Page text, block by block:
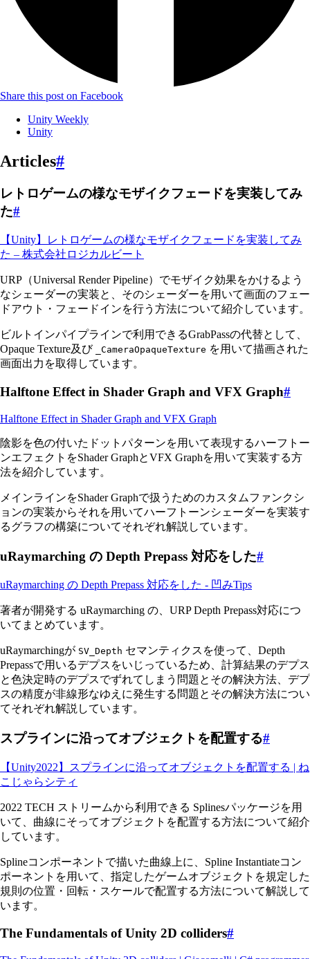
Share this post on Facebook
Unity Weekly
Unity
Articles#
レトロゲームの様なモザイクフェードを実装してみ
た#
【Unity】レトロゲームの様なモザイクフェードを実装してみ
た – 株式会社ロジカルビート
URP（Universal Render Pipeline）でモザイク効果をかけるよう
なシェーダーの実装と、そのシェーダーを用いて画面のフェー
ドアウト・フェードインを行う方法について紹介しています。
ビルトインパイプラインで利用できるGrabPassの代替として、
Opaque Texture及び
_CameraOpaqueTexture を用いて描画された
画面出力を取得しています。
Halftone Effect in Shader Graph and VFX Graph#
Halftone Effect in Shader Graph and VFX Graph
陰影を色の付いたドットパターンを用いて表現するハーフトー
ンエフェクトをShader GraphとVFX Graphを用いて実装する方
法を紹介しています。
メインラインをShader Graphで扱うためのカスタムファンクシ
ョンの実装からそれを用いてハーフトーンシェーダーを実装す
るグラフの構築についてそれぞれ解説しています。
uRaymarching の Depth Prepass 対応をした#
uRaymarching の Depth Prepass 対応をした - 凹みTips
著者が開発する uRaymarching の、URP Depth Prepass対応につ
いてまとめています。
uRaymarchingが SV_Depth セマンティクスを使って、Depth
Prepassで用いるデプスをいじっているため、計算結果のデプス
と色決定時のデプスでずれてしまう問題とその解決方法、デプ
スの精度が非線形なゆえに発生する問題とその解決方法につい
てそれぞれ解説しています。
スプラインに沿ってオブジェクトを配置する#
【Unity2022】スプラインに沿ってオブジェクトを配置する | ね
こじゃらシティ
2022 TECH ストリームから利用できる Splinesパッケージを用
いて、曲線にそってオブジェクトを配置する方法について紹介
しています。
Splineコンポーネントで描いた曲線上に、Spline Instantiateコン
ポーネントを用いて、指定したゲームオブジェクトを規定した
規則の位置・回転・スケールで配置する方法について解説して
います。
The Fundamentals of Unity 2D colliders#